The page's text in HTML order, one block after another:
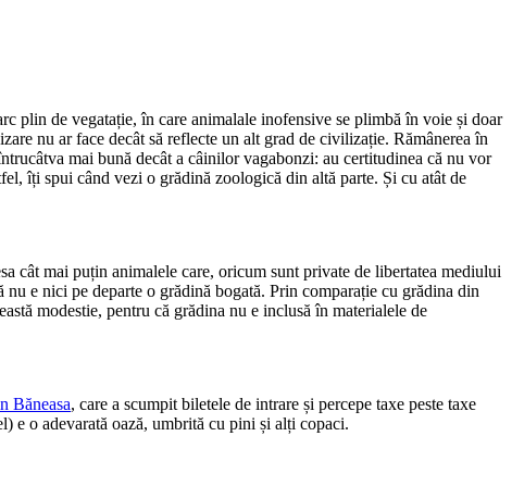
plin de vegatație, în care animalale inofensive se plimbă în voie și doar
nu ar face decât să reflecte un alt grad de civilizație. Rămânerea în
mai bună decât a câinilor vagabonzi: au certitudinea că nu vor
îți spui când vezi o grădină zoologică din altă parte. Și cu atât de
cât mai puțin animalele care, oricum sunt private de libertatea mediului
e nici pe departe o grădină bogată. Prin comparație cu grădina din
modestie, pentru că grădina nu e inclusă în materialele de
Băneasa, care a scumpit biletele de intrare și percepe taxe peste taxe
e o adevarată oază, umbrită cu pini și alți copaci.